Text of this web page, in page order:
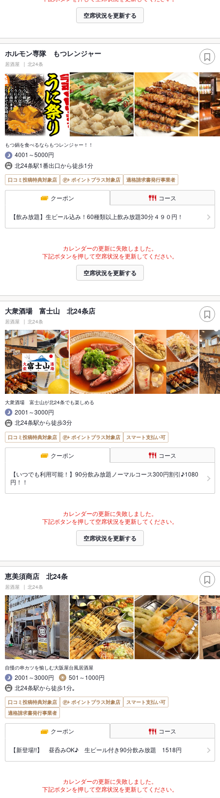
空席状況を更新する
ホルモン専隊 もつレンジャー
居酒屋 北24条
もつ鍋を食べるならもつレンジャー！！
4001～5000円
北24条駅1番出口から徒歩1分
口コミ投稿特典対象店 ポイントプラス対象店 適格請求書発行事業者
クーポン コース
【飲み放題】生ビール込み！60種類以上飲み放題30分４９０円！
カレンダーの更新に失敗しました。
下記ボタンを押して空席状況を更新してください。
空席状況を更新する
大衆酒場 富士山 北24条店
居酒屋 北24条
大衆酒場 富士山が北24条でも楽しめる
2001～3000円
北24条駅から徒歩3分
口コミ投稿特典対象店 ポイントプラス対象店 スマート支払い可
クーポン コース
【いつでも利用可能！】90分飲み放題ノーマルコース300円割引♪1080
円！！
カレンダーの更新に失敗しました。
下記ボタンを押して空席状況を更新してください。
空席状況を更新する
恵美須商店 北24条
居酒屋 北24条
自慢の串カツを愉しむ大阪屋台風居酒屋
2001～3000円
501～1000円
北24条駅から徒歩1分｡
口コミ投稿特典対象店 ポイントプラス対象店
スマート支払い可
適格請求書発行事業者
クーポン コース
【新登場!!】 昼呑みOK♪ 生ビール付き90分飲み放題 1518円
カレンダーの更新に失敗しました。
下記ボタンを押して空席状況を更新してください。